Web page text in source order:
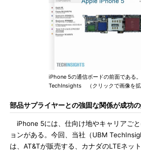
iPhone 5の通信ボードの前面である
TechInsights （クリックで画像を拡
部品サプライヤーとの強固な関係が成功
iPhone 5には、仕向け地やキャリアご
ョンがある。今回、当社（UBM
は、AT&Tが販売する、カナダのLTEネッ